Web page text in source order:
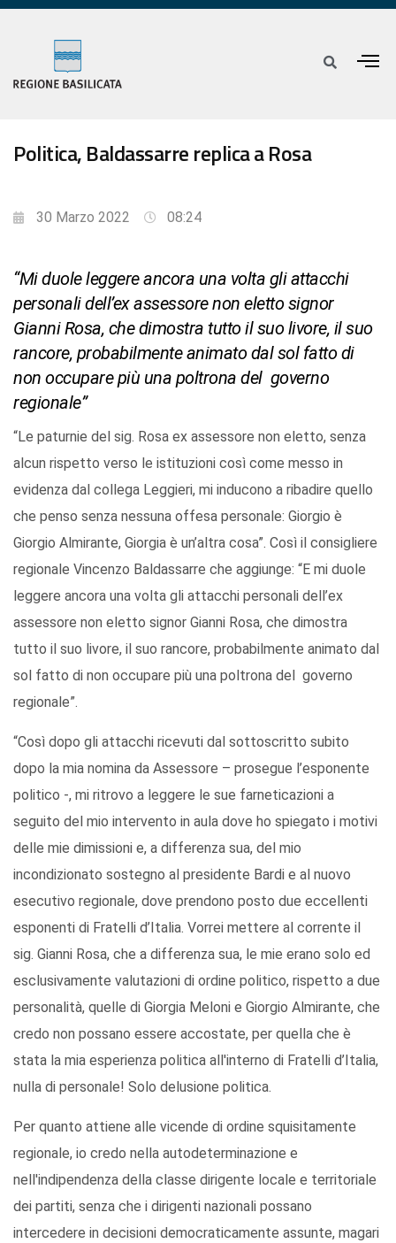
Politica, Baldassarre replica a Rosa
30 Marzo 2022 08:24
“Mi duole leggere ancora una volta gli attacchi
personali dell’ex assessore non eletto signor
Gianni Rosa, che dimostra tutto il suo livore, il suo
rancore, probabilmente animato dal sol fatto di
non occupare più una poltrona del governo
regionale”
“Le paturnie del sig. Rosa ex assessore non eletto, senza
alcun rispetto verso le istituzioni così come messo in
evidenza dal collega Leggieri, mi inducono a ribadire quello
che penso senza nessuna offesa personale: Giorgio è
Giorgio Almirante, Giorgia è un’altra cosa”. Così il consigliere
regionale Vincenzo Baldassarre che aggiunge: “E mi duole
leggere ancora una volta gli attacchi personali dell’ex
assessore non eletto signor Gianni Rosa, che dimostra
tutto il suo livore, il suo rancore, probabilmente animato dal
sol fatto di non occupare più una poltrona del governo
regionale”.
“Così dopo gli attacchi ricevuti dal sottoscritto subito
dopo la mia nomina da Assessore – prosegue l’esponente
politico -, mi ritrovo a leggere le sue farneticazioni a
seguito del mio intervento in aula dove ho spiegato i motivi
delle mie dimissioni e, a differenza sua, del mio
incondizionato sostegno al presidente Bardi e al nuovo
esecutivo regionale, dove prendono posto due eccellenti
esponenti di Fratelli d’Italia. Vorrei mettere al corrente il
sig. Gianni Rosa, che a differenza sua, le mie erano solo ed
esclusivamente valutazioni di ordine politico, rispetto a due
personalità, quelle di Giorgia Meloni e Giorgio Almirante, che
credo non possano essere accostate, per quella che è
stata la mia esperienza politica all'interno di Fratelli d’Italia,
nulla di personale! Solo delusione politica.
Per quanto attiene alle vicende di ordine squisitamente
regionale, io credo nella autodeterminazione e
nell'indipendenza della classe dirigente locale e territoriale
dei partiti, senza che i dirigenti nazionali possano
intercedere in decisioni democraticamente assunte, magari